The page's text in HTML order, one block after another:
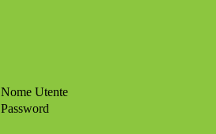
Nome Utente
Password